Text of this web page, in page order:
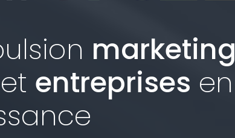
marketing
et entreprises en